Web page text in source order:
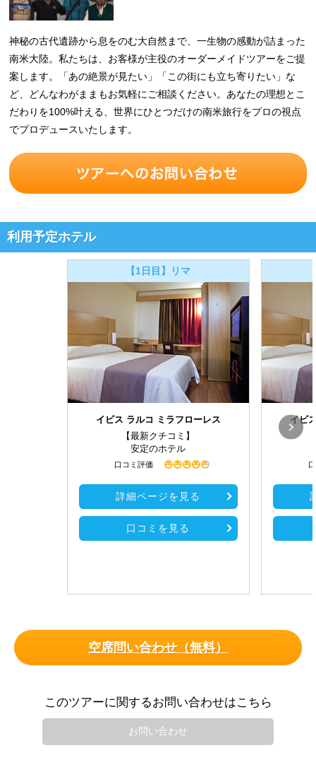
神秘の古代遺跡から息をのむ大自然まで、一生物の感動が詰まった
南米大陸。私たちは、お客様が主役のオーダーメイドツアーをご提
案します。「あの絶景が見たい」「この街にも立ち寄りたい」な
ど、どんなわがままもお気軽にご相談ください。あなたの理想とこ
だわりを100%叶える、世界にひとつだけの南米旅行をプロの視点
でプロデュースいたします。
利用予定ホテル
【1日目】リマ
イビス ラルコ ミラフローレス
【最新クチコミ】
安定のホテル
口コミ評価
詳細ページを見る
口コミを見る
イビ
空席問い合わせ（無料）
このツアーに関するお問い合わせはこちら
お問い合わせ